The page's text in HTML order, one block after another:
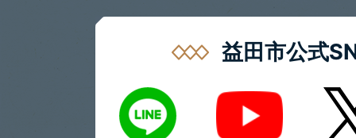
益田市公式
LINE
Youtube X